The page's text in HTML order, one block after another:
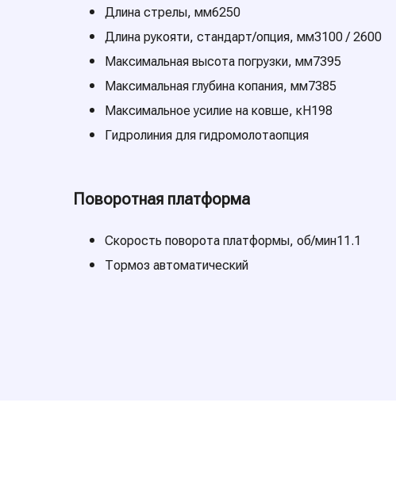
Длина стрелы, мм6250
Длина рукояти, стандарт/опция, мм3100 / 2600
Максимальная высота погрузки, мм7395
Максимальная глубина копания, мм7385
Максимальное усилие на ковше, кН198
Гидролиния для гидромолотаопция
Поворотная платформа
Скорость поворота платформы, об/мин11.1
Тормоз автоматический